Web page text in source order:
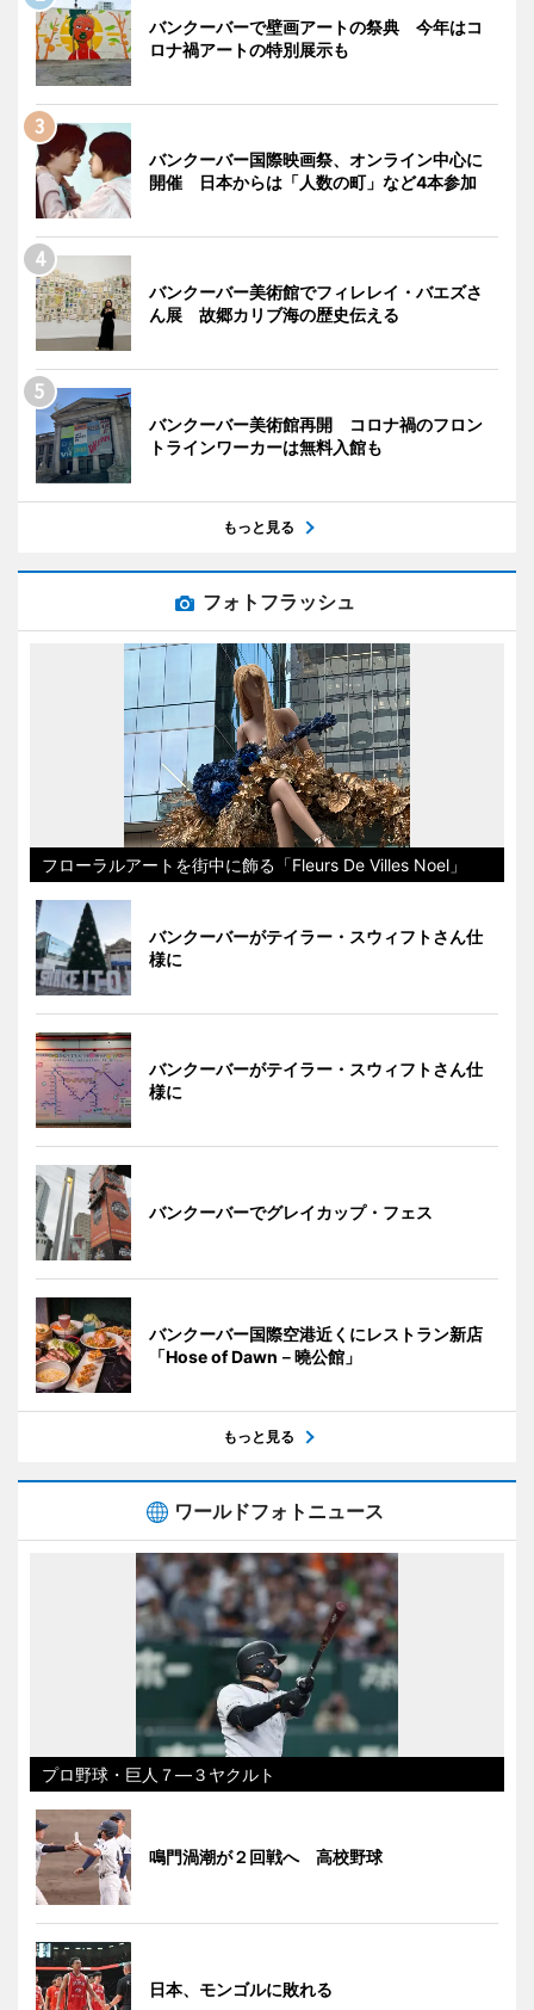
バンクーバーで壁画アートの祭典 今年はコ
ロナ禍アートの特別展示も
バンクーバー国際映画祭、オンライン中心に
開催 日本からは「人数の町」など4本参加
バンクーバー美術館でフィレレイ・バエズさ
ん展 故郷カリブ海の歴史伝える
バンクーバー美術館再開 コロナ禍のフロン
トラインワーカーは無料入館も
もっと見る
フォトフラッシュ
フローラルアートを街中に飾る「Fleurs De Villes Noel」
バンクーバーがテイラー・スウィフトさん仕
様に
バンクーバーがテイラー・スウィフトさん仕
様に
バンクーバーでグレイカップ・フェス
バンクーバー国際空港近くにレストラン新店
「Hose of Dawn－曉公館」
もっと見る
ワールドフォトニュース
プロ野球・巨人７―３ヤクルト
鳴門渦潮が２回戦へ 高校野球
日本、モンゴルに敗れる